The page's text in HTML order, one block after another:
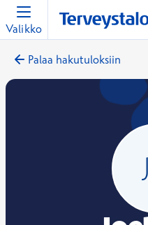
Valikko
Palaa hakutuloksiin